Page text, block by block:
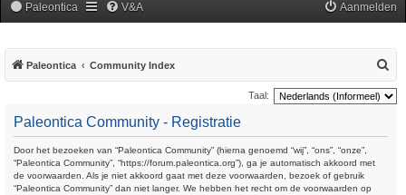
Paleontica V&A Aanmelden
Paleontica Community Index
o
e
Taal:
Paleontica Community - Registratie
Door het bezoeken van “Paleontica Community” (hierna genoemd “wij”, “ons”, “onze”,
“Paleontica Community”, “https://forum.paleontica.org”), ga je automatisch akkoord met
de voorwaarden. Als je niet akkoord gaat met deze voorwaarden, bezoek of gebruik
“Paleontica Community” dan niet langer. We hebben het recht om de voorwaarden op